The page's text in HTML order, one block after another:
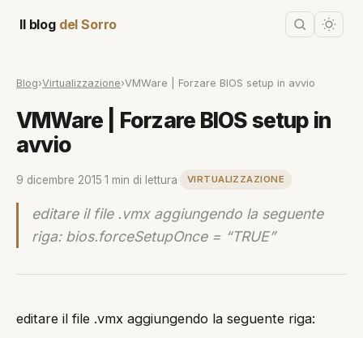
Il blog del Sorro
Blog›Virtualizzazione›VMWare | Forzare BIOS setup in avvio
VMWare | Forzare BIOS setup in
avvio
9 dicembre 2015 1 min di lettura VIRTUALIZZAZIONE
editare il file .vmx aggiungendo la seguente
riga: bios.forceSetupOnce = “TRUE”
editare il file .vmx aggiungendo la seguente riga: